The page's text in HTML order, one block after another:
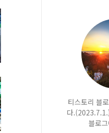
티스토리 블
다
블로